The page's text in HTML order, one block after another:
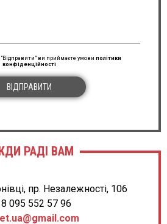
ви приймаєте умови політики
конфіденційності
ВІДПРАВИТИ
РАДІ ВАМ
пр. Незалежності, 106
095 552 57 96